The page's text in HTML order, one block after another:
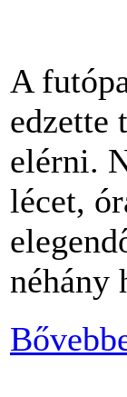
A
edzette
elérni.
lécet,
néhány